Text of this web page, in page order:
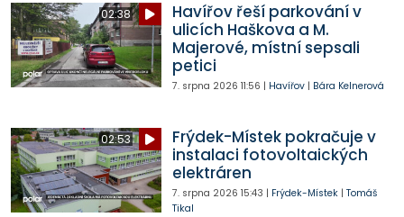
02:38
Havířov řeší parkování v
ulicích Haškova a M.
Majerové, místní sepsali
petici
7. srpna 2026 11:56 | Havířov| Bára Kelnerová
02:53
Frýdek-Místek pokračuje v
instalaci fotovoltaických
elektráren
7. srpna 2026 15:43 | Frýdek-Místek| Tomáš
Tikal